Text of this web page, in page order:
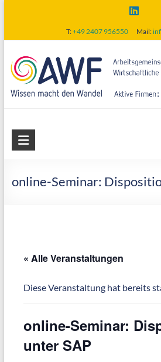
content
T:+49 2407 956550 Mail:
AWF
wirtschaftliche
online-Seminar:
« Alle Veranstaltungen
Diese Veranstaltung hat bereits
online-Seminar:
unter SAP